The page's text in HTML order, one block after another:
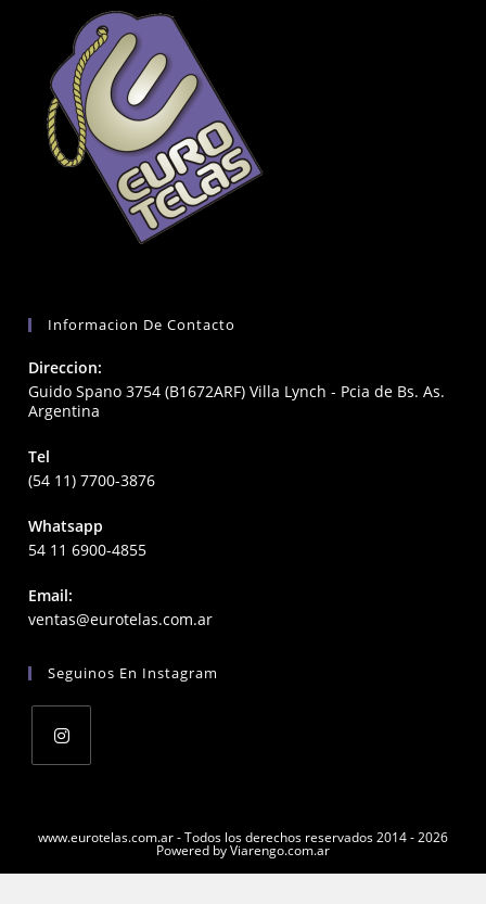
Informacion De Contacto
Direccion:
Guido Spano 3754 (B1672ARF) Villa Lynch - Pcia de Bs. As.
Argentina
Tel
(54 11) 7700-3876
Whatsapp
54 11 6900-4855
Email:
ventas@eurotelas.com.arOpens
application
Seguinos En Instagram
awww.eurotelas.com.ar - Todos los derechos reservados 2014 - 2026
Powered by Viarengo.com.ar